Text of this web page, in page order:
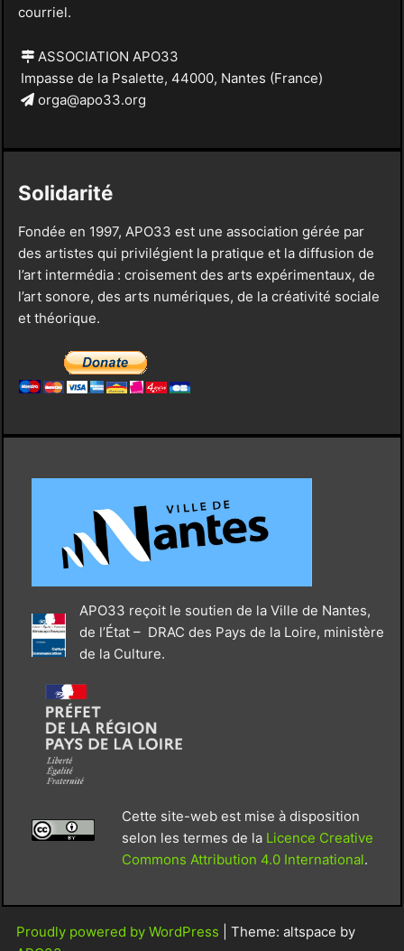
courriel.
ASSOCIATION APO33
Impasse de la Psalette, 44000, Nantes (France)
orga@apo33.org
Solidarité
Fondée en 1997, APO33 est une association gérée par
des artistes qui privilégient la pratique et la diffusion de
l’art intermédia : croisement des arts expérimentaux, de
l’art sonore, des arts numériques, de la créativité sociale
et théorique.
APO33 reçoit le soutien de la Ville de Nantes,
de l’État – DRAC des Pays de la Loire, ministère
de la Culture.
Cette site-web est mise à disposition
selon les termes de la Licence Creative
Commons Attribution 4.0 International.
Proudly powered by WordPress
Theme: altspace by